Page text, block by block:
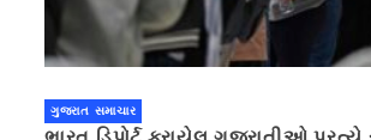
ગુજરાત સમાચાર